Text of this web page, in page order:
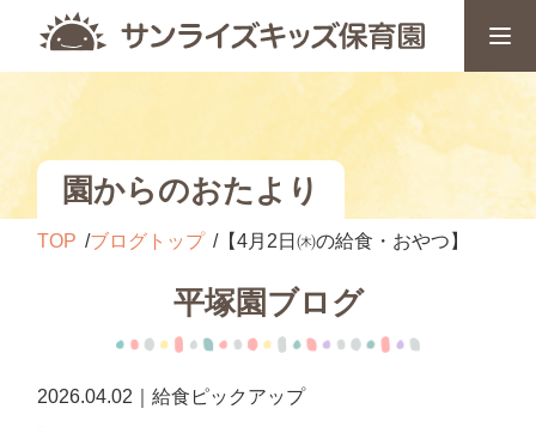
園からのおたより
TOP ブログトップ 【4月2日㈭の給食・おやつ】
平塚園ブログ
2026.04.02｜給食ピックアップ